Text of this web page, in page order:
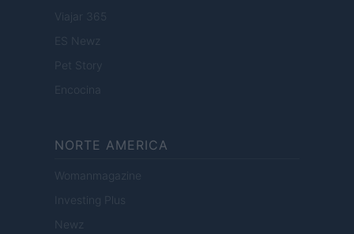
Viajar 365
ES Newz
Pet Story
Encocina
NORTE AMERICA
Womanmagazine
Investing Plus
Newz